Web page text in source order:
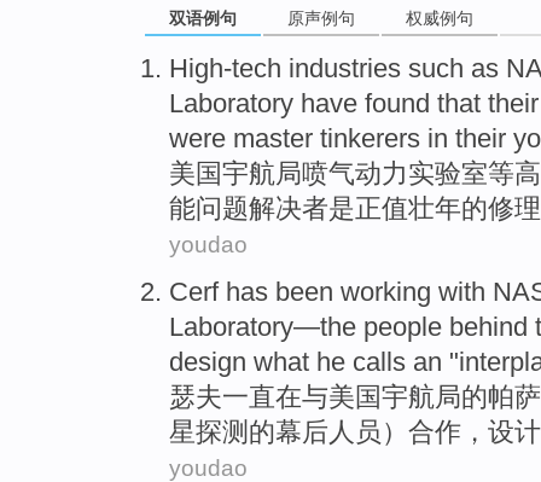
双语例句 原声例句 权威例句
High-tech industries such as
Laboratory have found that their
were master tinkerers in their
美国宇航局喷气动力实验室等
能问题解决者是正值壮年的修理
youdao
Cerf has been working with
Laboratory—the people behind
design what he calls an "
瑟夫一直在与美国宇航局的帕
星探测 的幕后 人员 ）合作， 设计
youdao